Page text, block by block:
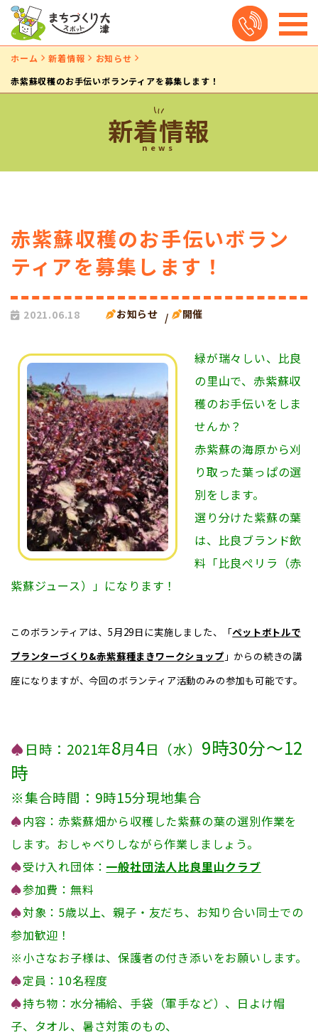
ホーム 新着情報
お知らせ
赤紫蘇収穫のお手伝いボランティアを募集します！
新着情報
news
赤紫蘇収穫のお手伝いボラン
ティアを募集します！
2021.06.18 お知らせ 開催
緑が瑞々しい、比良
の里山で、赤紫蘇収
穫のお手伝いをしま
せんか？
赤紫蘇の海原から刈
り取った葉っぱの選
別をします。
選り分けた紫蘇の葉
は、比良ブランド飲
料「比良ぺリラ（赤
紫蘇ジュース）」になります！
このボランティアは、5月29日に実施しました、「ペットボトルで
プランターづくり&赤紫蘇種まきワークショップ 」からの続きの講
座になりますが、今回のボランティア活動のみの参加も可能です。
♠ 日時：2021年8月4日（水） 9時30分～12
時
※集合時間：9時15分現地集合
♠内容：赤紫蘇畑から収穫した紫蘇の葉の選別作業を
します。おしゃべりしながら作業しましょう。
♠受け入れ団体： 一般社団法人比良里山クラブ
♠参加費：無料
♠対象：5歳以上、親子・友だち、お知り合い同士での
参加歓迎！
※小さなお子様は、保護者の付き添いをお願いします。
♠定員：10名程度
♠持ち物：水分補給、手袋（軍手など）、日よけ帽
子、タオル、暑さ対策のもの、